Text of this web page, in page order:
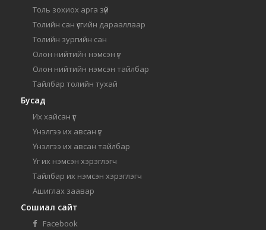
Толь зохиох арга зүй
Толийн сан үсгийн дарааллаар
Толийн зургийн сан
Олон нийтийн нэмсэн үг
Олон нийтийн нэмсэн тайлбар
Тайлбар толийн тухай
Бусад
Их хайсан үг
Үнэлгээ их авсан үг
Үнэлгээ их авсан тайлбар
Үг их нэмсэн хэрэглэгч
Тайлбар их нэмсэн хэрэглэгч
Ашиглах заавар
Сошиал сайт
Facebook